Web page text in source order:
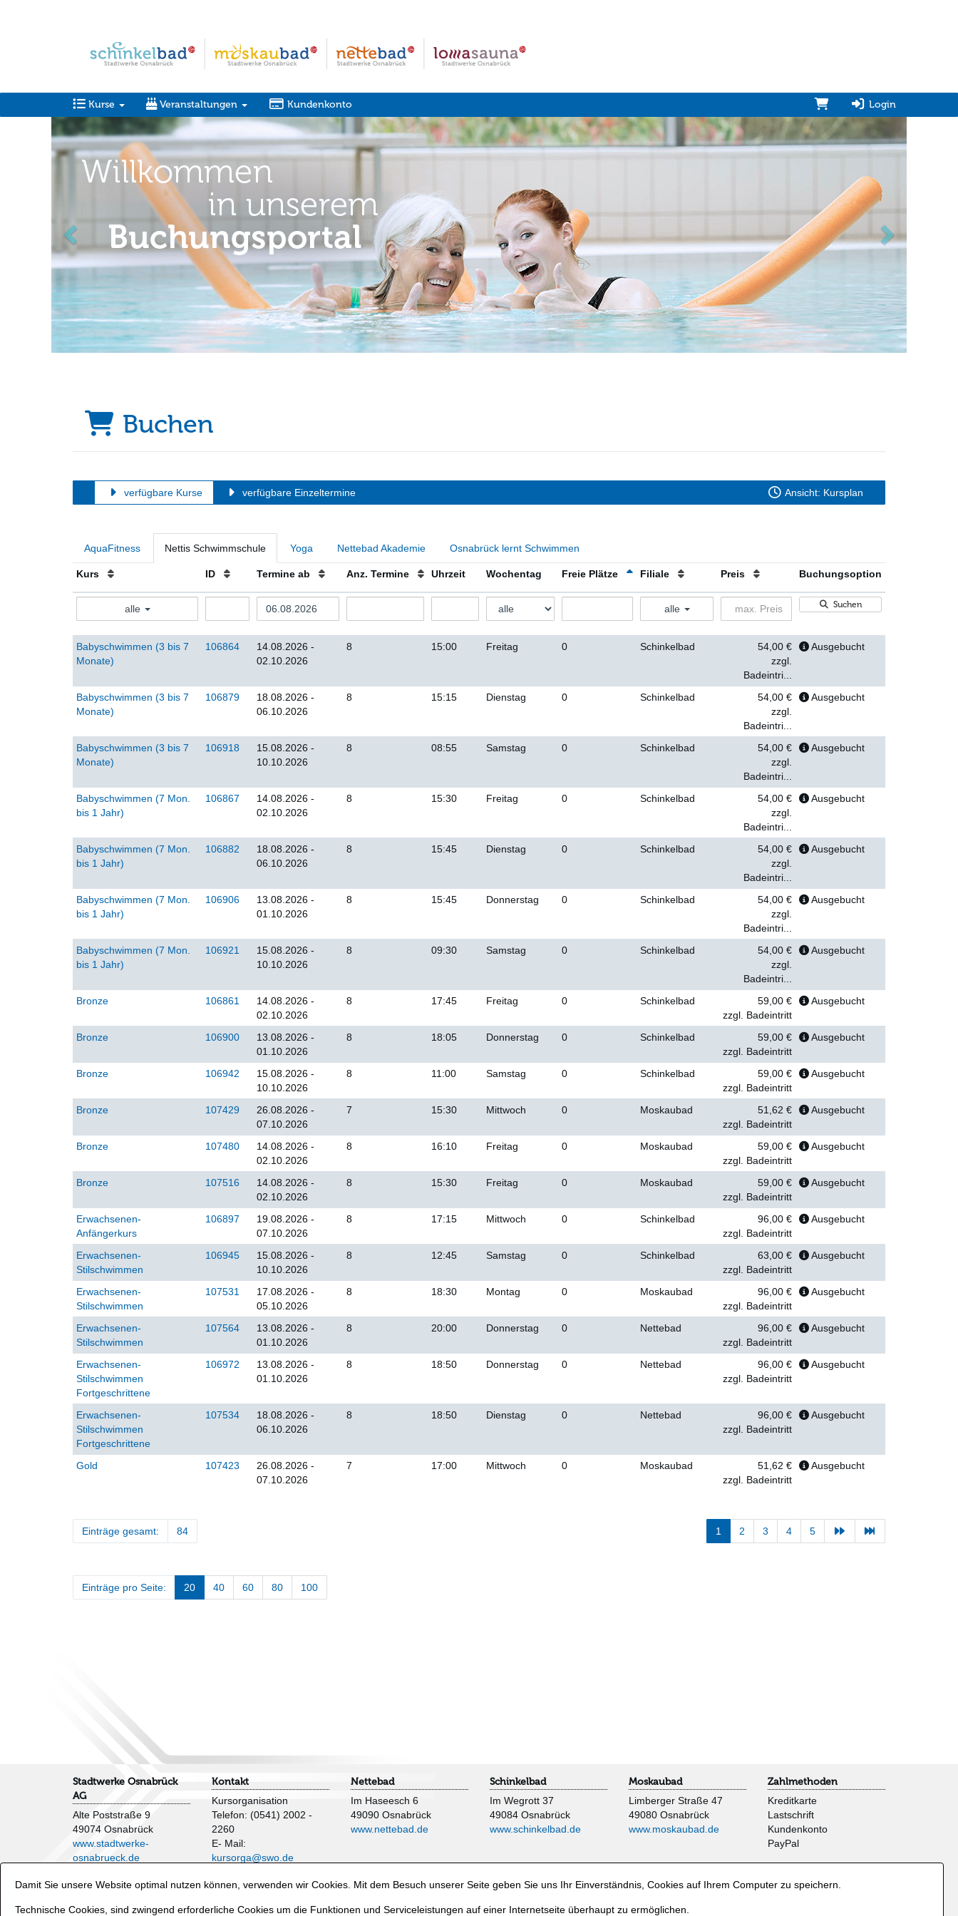
Kurse Veranstaltungen Kundenkonto Login
vorwärts
Buchen
verfügbare Kurse verfügbare Einzeltermine Ansicht: Kursplan
AquaFitness Nettis Schwimmschule Yoga Nettebad Akademie Osnabrück lernt Schwimmen
Kurs ID Termine ab Anz. Termine Uhrzeit Wochentag Freie Plätze Filiale Preis Buchungsoption
alle alle Suchen
Babyschwimmen (3 bis 7
Monate)
106864
14.08.2026 -
02.10.2026
8 15:00 Freitag 0 Schinkelbad
54,00 €
zzgl.
Badeintri...
Ausgebucht
Babyschwimmen (3 bis 7
Monate)
106879
18.08.2026 -
06.10.2026
8 15:15 Dienstag 0 Schinkelbad
54,00 €
zzgl.
Badeintri...
Ausgebucht
Babyschwimmen (3 bis 7
Monate)
106918
15.08.2026 -
10.10.2026
8 08:55 Samstag 0 Schinkelbad
54,00 €
zzgl.
Badeintri...
Ausgebucht
Babyschwimmen (7 Mon.
bis 1 Jahr)
106867
14.08.2026 -
02.10.2026
8 15:30 Freitag 0 Schinkelbad
54,00 €
zzgl.
Badeintri...
Ausgebucht
Babyschwimmen (7 Mon.
bis 1 Jahr)
106882
18.08.2026 -
06.10.2026
8 15:45 Dienstag 0 Schinkelbad
54,00 €
zzgl.
Badeintri...
Ausgebucht
Babyschwimmen (7 Mon.
bis 1 Jahr)
106906
13.08.2026 -
01.10.2026
8 15:45 Donnerstag 0 Schinkelbad
54,00 €
zzgl.
Badeintri...
Ausgebucht
Babyschwimmen (7 Mon.
bis 1 Jahr)
106921
15.08.2026 -
10.10.2026
8 09:30 Samstag 0 Schinkelbad
54,00 €
zzgl.
Badeintri...
Ausgebucht
Bronze 106861
14.08.2026 -
02.10.2026
8 17:45 Freitag 0 Schinkelbad
59,00 €
zzgl. Badeintritt
Ausgebucht
Bronze 106900
13.08.2026 -
01.10.2026
8 18:05 Donnerstag 0 Schinkelbad
59,00 €
zzgl. Badeintritt
Ausgebucht
Bronze 106942
15.08.2026 -
10.10.2026
8 11:00 Samstag 0 Schinkelbad
59,00 €
zzgl. Badeintritt
Ausgebucht
Bronze 107429
26.08.2026 -
07.10.2026
7 15:30 Mittwoch 0 Moskaubad
51,62 €
zzgl. Badeintritt
Ausgebucht
Bronze 107480
14.08.2026 -
02.10.2026
8 16:10 Freitag 0 Moskaubad
59,00 €
zzgl. Badeintritt
Ausgebucht
Bronze 107516
14.08.2026 -
02.10.2026
8 15:30 Freitag 0 Moskaubad
59,00 €
zzgl. Badeintritt
Ausgebucht
Erwachsenen-
Anfängerkurs
106897
19.08.2026 -
07.10.2026
8 17:15 Mittwoch 0 Schinkelbad
96,00 €
zzgl. Badeintritt
Ausgebucht
Erwachsenen-
Stilschwimmen
106945
15.08.2026 -
10.10.2026
8 12:45 Samstag 0 Schinkelbad
63,00 €
zzgl. Badeintritt
Ausgebucht
Erwachsenen-
Stilschwimmen
107531
17.08.2026 -
05.10.2026
8 18:30 Montag 0 Moskaubad
96,00 €
zzgl. Badeintritt
Ausgebucht
Erwachsenen-
Stilschwimmen
107564
13.08.2026 -
01.10.2026
8 20:00 Donnerstag 0 Nettebad
96,00 €
zzgl. Badeintritt
Ausgebucht
Erwachsenen-
Stilschwimmen
Fortgeschrittene
106972
13.08.2026 -
01.10.2026
8 18:50 Donnerstag 0 Nettebad
96,00 €
zzgl. Badeintritt
Ausgebucht
Erwachsenen-
Stilschwimmen
Fortgeschrittene
107534
18.08.2026 -
06.10.2026
8 18:50 Dienstag 0 Nettebad
96,00 €
zzgl. Badeintritt
Ausgebucht
Gold 107423
26.08.2026 -
07.10.2026
7 17:00 Mittwoch 0 Moskaubad
51,62 €
zzgl. Badeintritt
Ausgebucht
1 2 3 4 5
Einträge gesamt: 84
Einträge pro Seite: 20 40 60 80 100
Stadtwerke Osnabrück
AG
Alte Poststraße 9
49074 Osnabrück
www.stadtwerke-
osnabrueck.de
AGB
Kontakt
Kursorganisation
Telefon: (0541) 2002 -
2260
E- Mail:
kursorga@swo.de
Veranstaltungen und
Nettebad
Im Haseesch 6
49090 Osnabrück
www.nettebad.de
Schinkelbad
Im Wegrott 37
49084 Osnabrück
www.schinkelbad.de
Moskaubad
Limberger Straße 47
49080 Osnabrück
www.moskaubad.de
Zahlmethoden
Kreditkarte
Lastschrift
Kundenkonto
PayPal
Damit Sie unsere Website optimal nutzen können, verwenden wir Cookies. Mit dem Besuch unserer Seite geben Sie uns Ihr Einverständnis, Cookies auf Ihrem Computer zu speichern.
Technische Cookies, sind zwingend erforderliche Cookies um die Funktionen und Serviceleistungen auf einer Internetseite überhaupt zu ermöglichen.